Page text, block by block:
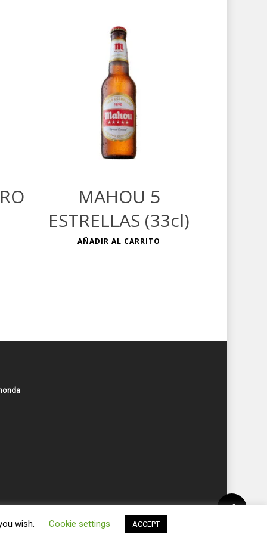
€
MAHOU 5
ESTRELLAS (33cl)
AÑADIR AL CARRITO
wish. Cookie settings ACCEPT